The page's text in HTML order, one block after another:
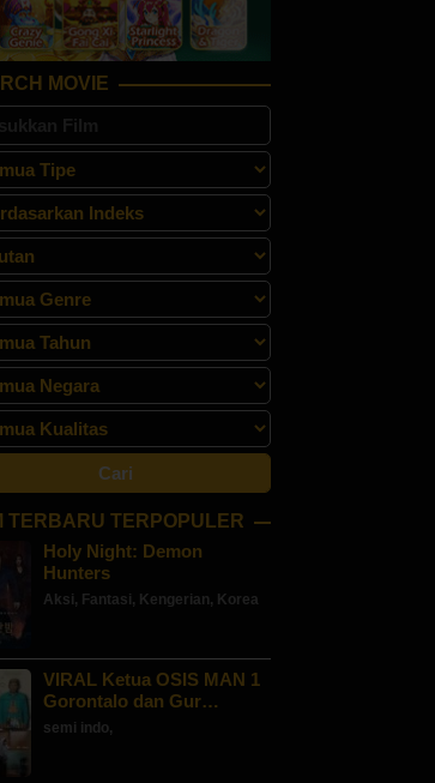
SITUS STREAMING NONTON FILM
MOVIE
TERBARU TERPOPULER
Holy Night: Demon
Hunters
Aksi , Fantasi , Kengerian, Korea
VIRAL Ketua OSIS MAN 1
Gorontalo dan Gur…
semi indo,